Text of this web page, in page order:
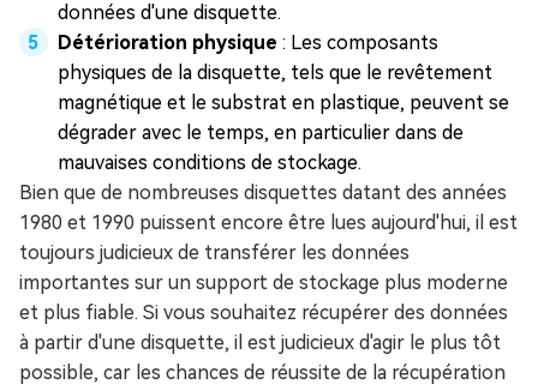
données d'une disquette.
Détérioration physique : Les composants
physiques de la disquette, tels que le revêtement
magnétique et le substrat en plastique, peuvent se
dégrader avec le temps, en particulier dans de
mauvaises conditions de stockage.
Bien que de nombreuses disquettes datant des années
1980 et 1990 puissent encore être lues aujourd'hui, il est
toujours judicieux de transférer les données
importantes sur un support de stockage plus moderne
et plus fiable. Si vous souhaitez récupérer des données
à partir d'une disquette, il est judicieux d'agir le plus tôt
possible, car les chances de réussite de la récupération